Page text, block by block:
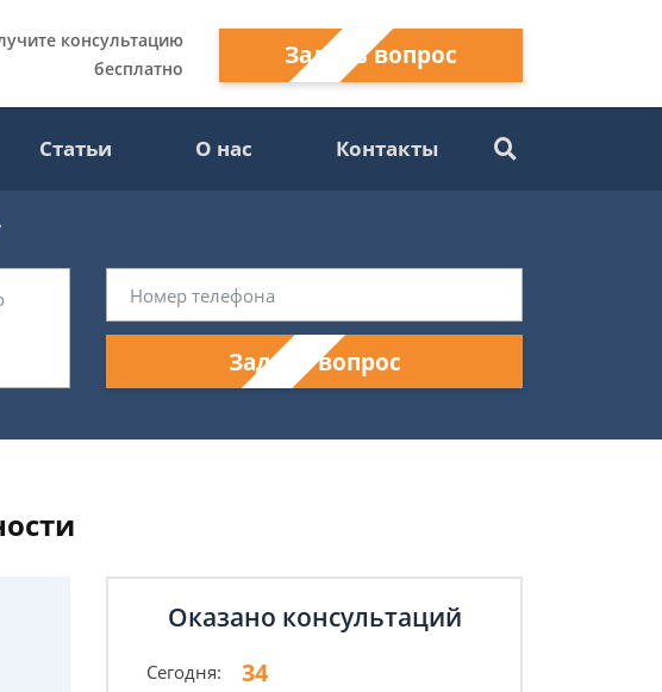
консультацию
бесплатно
Задать вопрос
Статьи О нас Контакты
Задать вопрос
Оказано консультаций
Сегодня: 34